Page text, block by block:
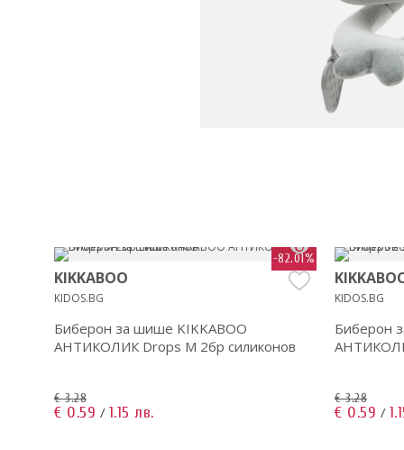
-82.01%
KIKKABOO
KIDOS.BG
Биберон за шише KIKKABOO
АНТИКОЛИК Drops M 2бр силиконов
€ 3.28
€ 0.59 / 1.15 лв.
KIDOS.BG
Биберон
€ 3.28
€ 0.59 /